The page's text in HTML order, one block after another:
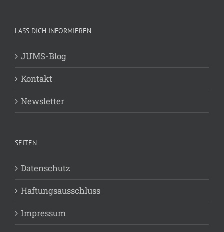
LASS DICH INFORMIEREN
JUMS-Blog
Kontakt
Newsletter
SEITEN
Datenschutz
Haftungsausschluss
Impressum